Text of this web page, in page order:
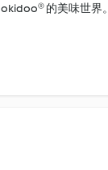
的美味世界。